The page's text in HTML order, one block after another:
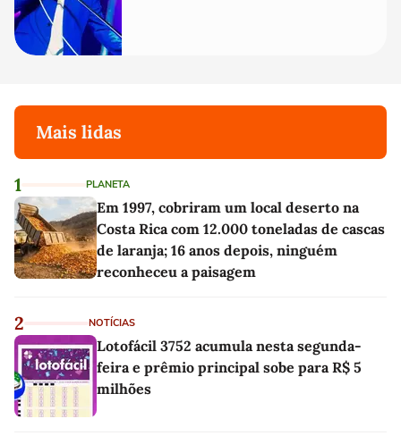
Mais lidas
1 PLANETA
Em 1997, cobriram um local deserto na
Costa Rica com 12.000 toneladas de cascas
de laranja; 16 anos depois, ninguém
reconheceu a paisagem
2 NOTÍCIAS
Lotofácil 3752 acumula nesta segunda-
feira e prêmio principal sobe para R$ 5
milhões